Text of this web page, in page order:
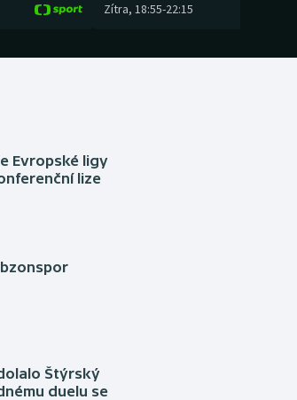
Zítra, 18:55-22:15
Evropské ligy
lize
Štýrský
duelu se